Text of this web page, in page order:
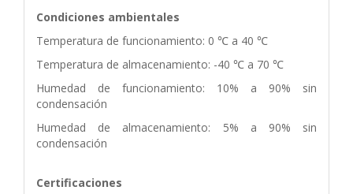
Condiciones ambientales
Temperatura de funcionamiento: 0 ℃ a 40 ℃
Temperatura de almacenamiento: -40 ℃ a 70 ℃
Humedad de funcionamiento: 10% a 90% sin
condensación
Humedad de almacenamiento: 5% a 90% sin
condensación
Certificaciones